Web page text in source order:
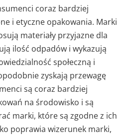
coraz bardziej
i etyczne opakowania. Marki
materiały przyjazne dla
ilość odpadów i wykazują
społeczną i
zyskają przewagę
są coraz bardziej
na środowisko i są
marki, które są zgodne z ich
poprawia wizerunek marki,